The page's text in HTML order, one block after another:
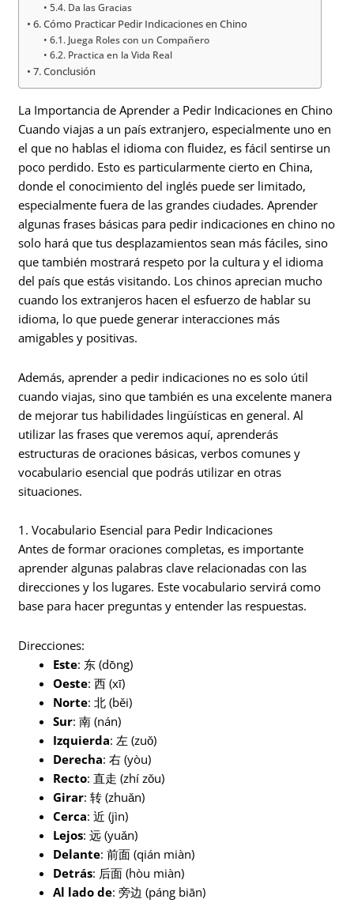
5.4. Da las Gracias
6. Cómo Practicar Pedir Indicaciones en Chino
6.1. Juega Roles con un Compañero
6.2. Practica en la Vida Real
7. Conclusión
La Importancia de Aprender a Pedir Indicaciones en Chino
Cuando viajas a un país extranjero, especialmente uno en
el que no hablas el idioma con fluidez, es fácil sentirse un
poco perdido. Esto es particularmente cierto en China,
donde el conocimiento del inglés puede ser limitado,
especialmente fuera de las grandes ciudades. Aprender
algunas frases básicas para pedir indicaciones en chino no
solo hará que tus desplazamientos sean más fáciles, sino
que también mostrará respeto por la cultura y el idioma
del país que estás visitando. Los chinos aprecian mucho
cuando los extranjeros hacen el esfuerzo de hablar su
idioma, lo que puede generar interacciones más
amigables y positivas.
Además, aprender a pedir indicaciones no es solo útil
cuando viajas, sino que también es una excelente manera
de mejorar tus habilidades lingüísticas en general. Al
utilizar las frases que veremos aquí, aprenderás
estructuras de oraciones básicas, verbos comunes y
vocabulario esencial que podrás utilizar en otras
situaciones.
1. Vocabulario Esencial para Pedir Indicaciones
Antes de formar oraciones completas, es importante
aprender algunas palabras clave relacionadas con las
direcciones y los lugares. Este vocabulario servirá como
base para hacer preguntas y entender las respuestas.
Direcciones:
Este: 东 (dōng)
Oeste: 西 (xī)
Norte: 北 (běi)
Sur: 南 (nán)
Izquierda: 左 (zuǒ)
Derecha: 右 (yòu)
Recto: 直走 (zhí zǒu)
Girar: 转 (zhuǎn)
Cerca: 近 (jìn)
Lejos: 远 (yuǎn)
Delante: 前面 (qián miàn)
Detrás: 后面 (hòu miàn)
Al lado de: 旁边 (páng biān)